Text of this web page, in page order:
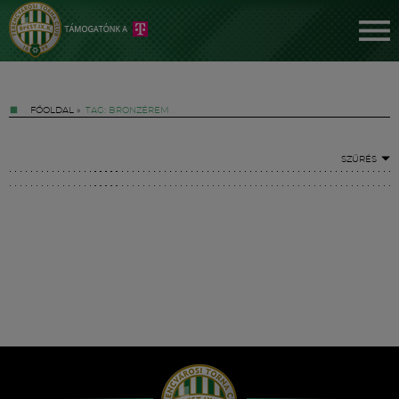
FŐOLDAL » TAG: BRONZÉREM
SZŰRÉS
Hírek